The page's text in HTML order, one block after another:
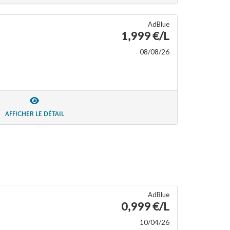
AdBlue
1,999 €/L
08/08/26
AFFICHER LE DÉTAIL
AdBlue
0,999 €/L
10/04/26